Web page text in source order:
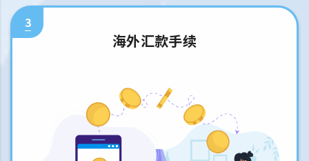
3
海外汇款手续